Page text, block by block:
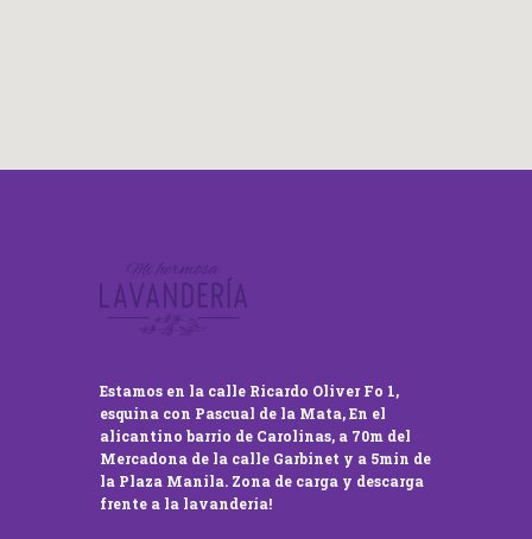
Estamos en la calle Ricardo Oliver Fo 1,
esquina con Pascual de la Mata, En el
alicantino barrio de Carolinas, a 70m del
Mercadona de la calle Garbinet y a 5min de
la Plaza Manila. Zona de carga y descarga
frente a la lavandería!